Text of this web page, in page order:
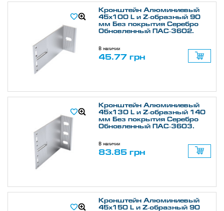
Кронштейн Алюминиевый
45х100 L и Z-образный 90
мм Без покрытия Серебро
Обновленный ПАС-3602.
В наличии
45.77 грн
Кронштейн Алюминиевый
45х130 L и Z-образный 140
мм Без покрытия Серебро
Обновленный ПАС-3603.
В наличии
83.85 грн
Кронштейн Алюминиевый
45х150 L и Z-образный 90